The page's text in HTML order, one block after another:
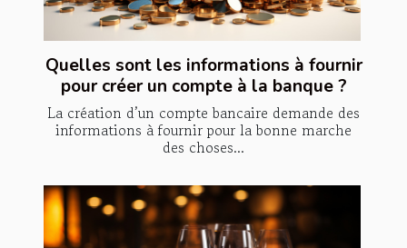
Quelles sont les informations à fournir
pour créer un compte à la banque ?
La création d’un compte bancaire demande des
informations à fournir pour la bonne marche
des choses...